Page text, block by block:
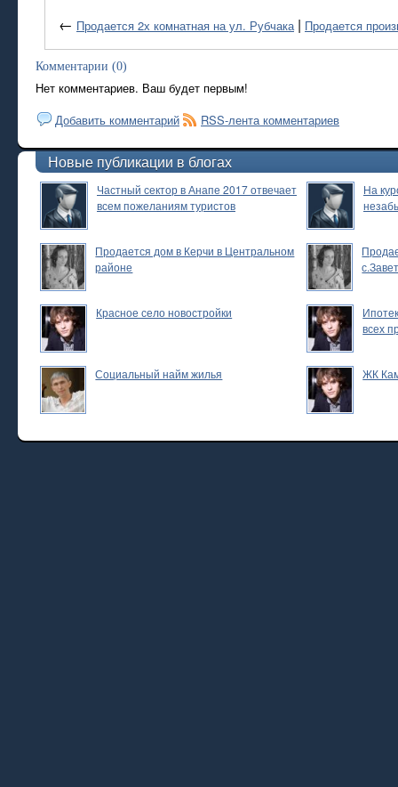
← Продается 2х комнатная на ул. Рубчака| Продается
Комментарии (0)
Нет комментариев. Ваш будет первым!
Добавить комментарий
RSS-лента комментариев
Новые публикации в блогах
Частный сектор в Анапе 2017 отвечает
всем пожеланиям туристов
На
Продается дом в Керчи в Центральном
районе
Красное село новостройки
всех
Социальный найм жилья ЖК